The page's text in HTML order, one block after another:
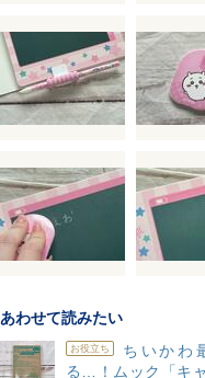
あわせて読みたい
お役立ち
ちいかわ
る…！ムック「キ